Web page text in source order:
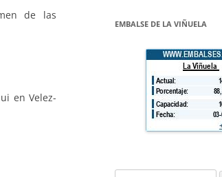
de las
en Velez-
EMBALSE DE LA VIÑUELA